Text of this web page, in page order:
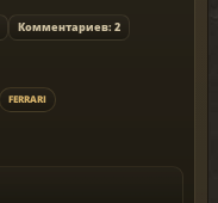
Комментариев: 2
FERRARI